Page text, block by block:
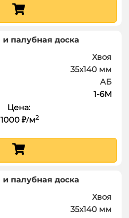
и палубная доска
Хвоя
35х140 мм
АБ
1-6М
Цена:
1000 ₽/м2
и палубная доска
Хвоя
35х140 мм